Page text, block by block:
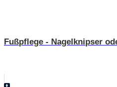
Fußpflege - Nagelknipser